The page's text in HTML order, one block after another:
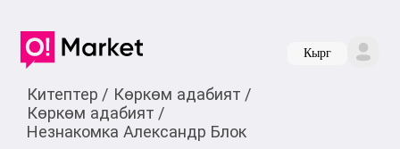
Кырг
Китептер / Көркөм адабият /
Көркөм адабият /
Незнакомка Александр Блок